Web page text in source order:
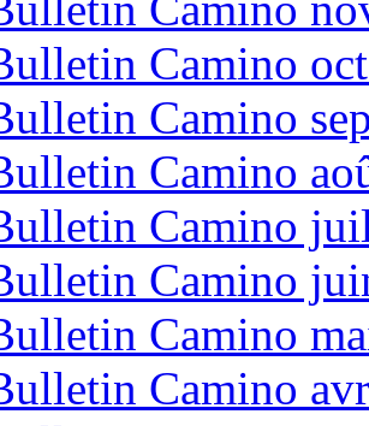
Camino
Camino
Camino
Camino
Camino
Camino
Camino